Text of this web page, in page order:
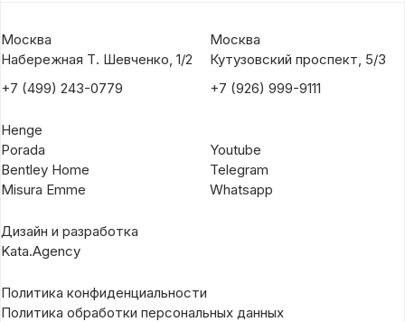
Москва
Набережная Т. Шевченко, 1/2
+7 (499) 243-0779
Москва
Кутузовский проспект, 5/3
+7 (926) 999-9111
Henge
Porada
Bentley Home
Misura Emme
Youtube
Telegram
Whatsapp
Дизайн и разработка
Kata.Agency
Политика конфиденциальности
Политика обработки персональных данных